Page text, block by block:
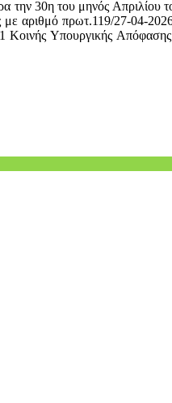
30η του μηνός Απριλίου
αριθμό πρωτ.119/27-04-
Υπουργικής